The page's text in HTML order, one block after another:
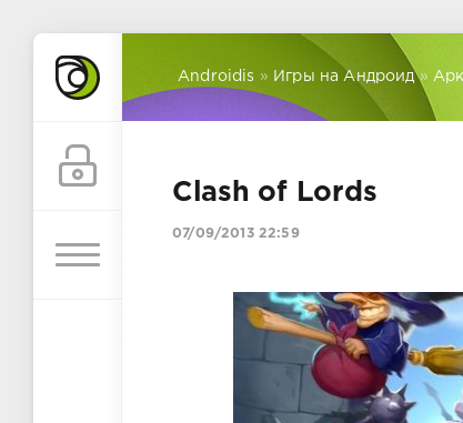
Androidis » Игры на Андроид»
Clash of Lords
07/09/2013 22:59